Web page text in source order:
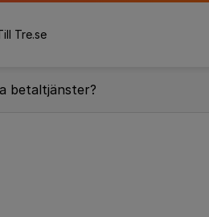
Tre.se
betaltjänster?